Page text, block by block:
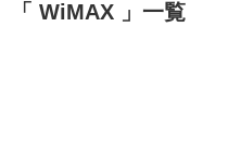
「 WiMAX 」一覧